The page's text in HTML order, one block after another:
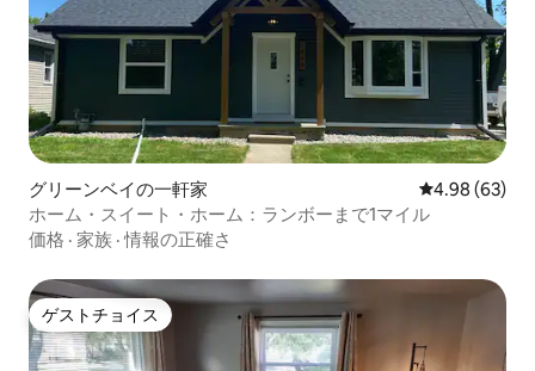
グリーンベイの一軒家 レビュー63
4.98 (63)
ホーム・スイート・ホーム：ランボーまで1マイル
価格 · 家族 ·情報の正確さ
ゲストチョイス
ゲストチョイス